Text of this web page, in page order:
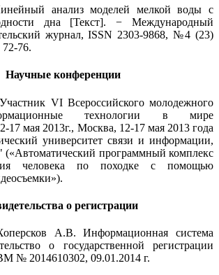
анализ моделей мелкой воды с
дна [Текст]. − Международный
журнал, ISSN 2303-9868, №4 (23)
76.
Научные конференции
Участник VI Всероссийского молодежного
технологии в мире
17 мая 2013г., Москва, 12-17 мая 2013 года
университет связи и информации,
программный комплекс
человека по походке с помощью
о регистрации
А.В. Информационная система
о государственной регистрации
№ 2014610302, 09.01.2014 г.